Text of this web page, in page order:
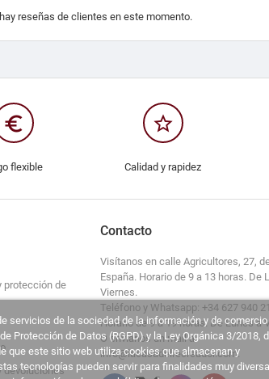
reseñas de clientes en este momento.
euro_symbol
flexible
star_border
Calidad y rapidez
protección de
devoluciones
Contacto
Visítanos en calle Agricultores, 27,
España. Horario de 9 a 13 horas. De
Viernes.
Teléfono y Whatsapp: +34 627 940
Horario de 9 a 19 horas. De Lunes a
O envíanos un mail a
info@lacasadelrecreador.com.
servicios de la sociedad de la información y de comercio
Protección de Datos (RGPD) y la Ley Orgánica 3/2018,
que este sitio web utiliza cookies que almacenan y
tecnologías pueden servir para finalidades muy